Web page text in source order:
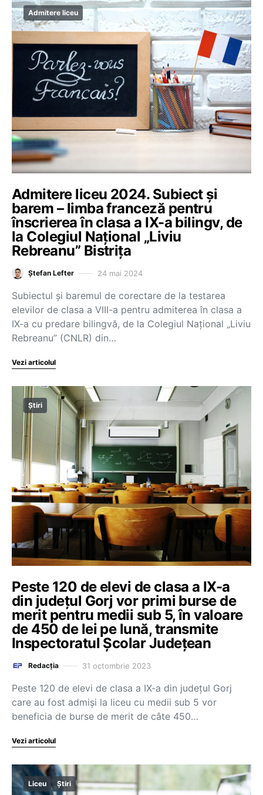
Admitere liceu
Admitere liceu 2024. Subiect și
barem – limba franceză pentru
înscrierea în clasa a IX-a bilingv, de
la Colegiul Național „Liviu
Rebreanu” Bistrița
Ștefan Lefter 24 mai 2024
Subiectul și baremul de corectare de la testarea
elevilor de clasa a VIII-a pentru admiterea în clasa a
IX-a cu predare bilingvă, de la Colegiul Național „Liviu
Rebreanu” (CNLR) din…
Vezi articolul
Știri
Peste 120 de elevi de clasa a IX-a
din județul Gorj vor primi burse de
merit pentru medii sub 5, în valoare
de 450 de lei pe lună, transmite
Inspectoratul Școlar Județean
Redacția 31 octombrie 2023
Peste 120 de elevi de clasa a IX-a din județul Gorj
care au fost admiși la liceu cu medii sub 5 vor
beneficia de burse de merit de câte 450…
Vezi articolul
Liceu Știri